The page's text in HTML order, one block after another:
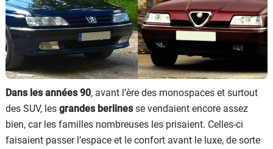
Dans les années 90, avant l’ère des monospaces et surtout
des SUV, les grandes berlinesse vendaient encore assez
bien, car les familles nombreuses les prisaient. Celles-ci
faisaient passer l’espace et le confort avant le luxe, de sorte